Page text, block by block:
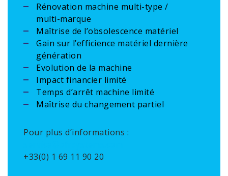
Rénovation machine multi-type /
multi-marque
Maîtrise de l’obsolescence matériel
Gain sur l’efficience matériel dernière
génération
Evolution de la machine
Impact financier limité
Temps d’arrêt machine limité
Maîtrise du changement partiel
Pour plus d’informations :
+33(0) 1 69 11 90 20